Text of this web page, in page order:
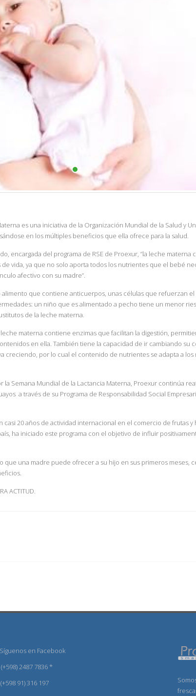
es una iniciativa de la Organización Mundial de la Salud y
en los múltiples beneficios que ella ofrece para la salud.
encargada del programa de RSE de Proexur, “la leche materna
vida, ya que no solo aporta todos los nutrientes que el bebé
afectivo con su madre”.
que contiene anticuerpos, unas células que refuerzan el
un niño que es alimentado a pecho tiene un menor
de la leche materna.
materna contiene enzimas que facilitan la digestión,
en ella. También tiene la capacidad de ir cambiando su
creciendo, por lo cual el contenido de nutrientes se adapta a
la Semana Mundial de la Lactancia Materna, Proexur continúa
a través de su Programa de Responsabilidad Social
casi 20 años de actividad internacional en el comercio de frutas y
ha iniciado este programa con el objetivo de influir
que una madre puede ofrecer a su hijo en sus primeros meses,
ACTITUD.
en Facebook
(+598) 2487 7836 *
(+598 91) 316 197